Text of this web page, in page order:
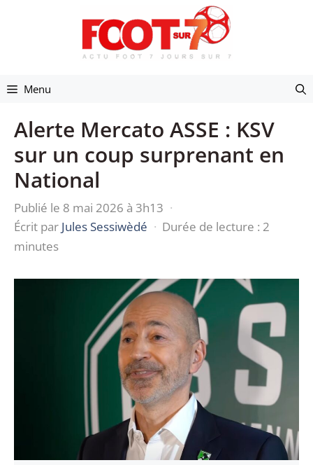
Menu
Alerte Mercato ASSE : KSV
sur un coup surprenant en
National
Publié le 8 mai 2026 à 3h13 ·
Écrit par Jules Sessiwèdé · Durée de lecture : 2
minutes